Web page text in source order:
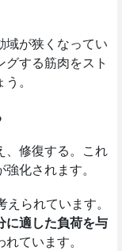
域が狭くなってい
グする筋肉をスト
。
、修復する。これ
化されます。
えられています。
に適した負荷を与
ています。